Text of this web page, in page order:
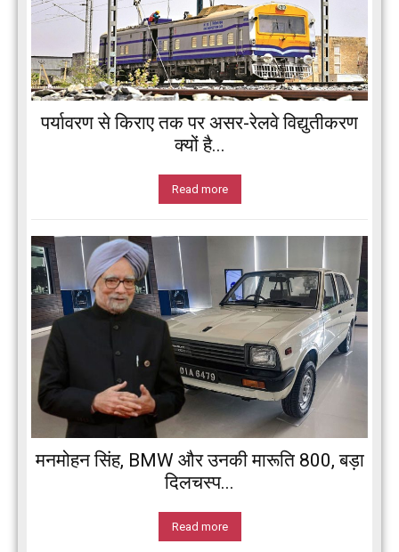
पर्यावरण से किराए तक पर असर-रेलवे विद्युतीकरण
क्यों है...
Read more
मनमोहन सिंह, BMW और उनकी मारूति 800, बड़ा
दिलचस्प...
Read more